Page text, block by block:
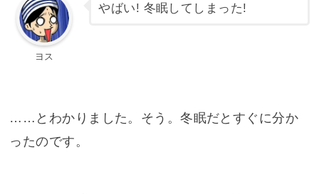
ヨス
やばい! 冬眠してしまった!
……とわかりました。そう。冬眠だとすぐに分か
ったのです。